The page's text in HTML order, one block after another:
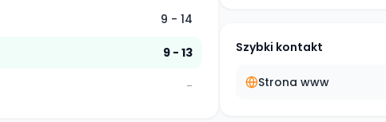
9 - 14
9 - 13
-
Szybki kontakt
Strona www